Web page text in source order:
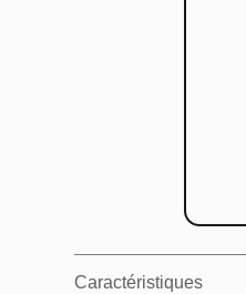
Caractéristiques